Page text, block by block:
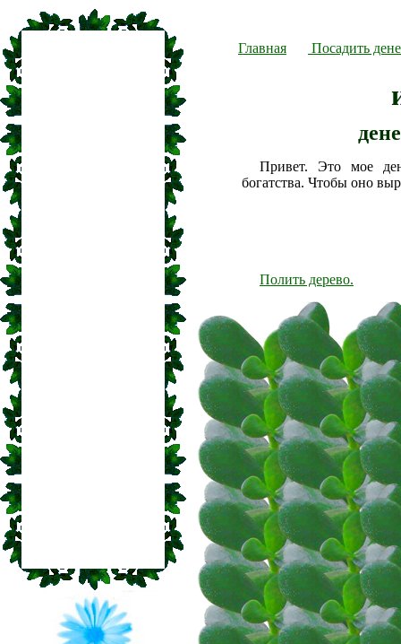
Главная Посадить
Привет. Это мое
богатства. Чтобы оно
Полить дерево.